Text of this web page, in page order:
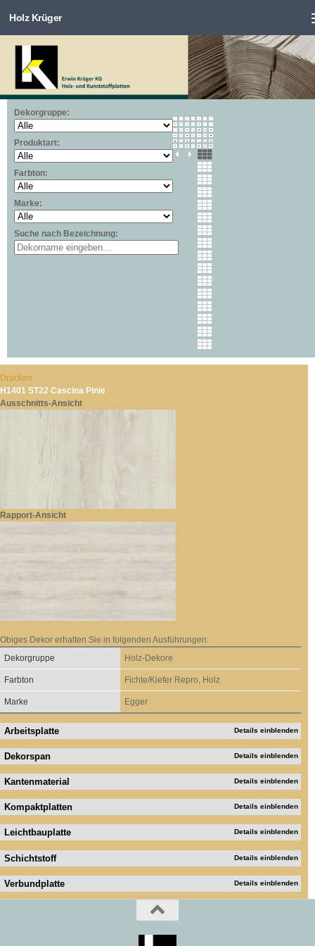
Zum Inhalt springen
Holz Krüger
Dekorgruppe:
Produktart:
Farbton:
Marke:
Suche nach Bezeichnung:
Drucken
H1401 ST22 Cascina Pinie
Ausschnitts-Ansicht
Rapport-Ansicht
Obiges Dekor erhalten Sie in folgenden Ausführungen:
Dekorgruppe
Holz-Dekore
Farbton Fichte/Kiefer Repro, Holz
Marke Egger
Arbeitsplatte Details einblenden
Dekorspan Details einblenden
Kantenmaterial Details einblenden
Kompaktplatten Details einblenden
Leichtbauplatte Details einblenden
Schichtstoff Details einblenden
Verbundplatte Details einblenden